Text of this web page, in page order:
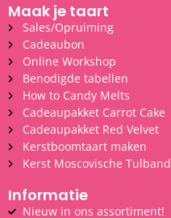
Maak je taart
Sales/Opruiming
Cadeaubon
Online Workshop
Benodigde tabellen
How to Candy Melts
Cadeaupakket Carrot Cake
Cadeaupakket Red Velvet
Kerstboomtaart maken
Kerst Moscovische Tulband
Informatie
Nieuw in ons assortiment!